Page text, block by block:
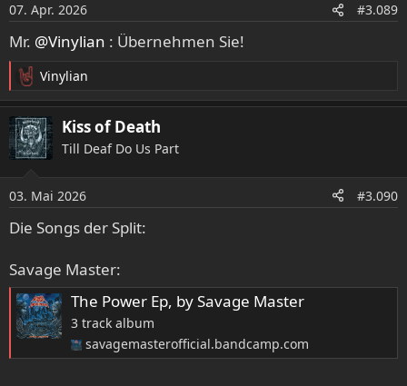
n
e
n
07. Apr. 2026 #3.089
Mr. @Vinylian : Übernehmen Sie!
R
e
a
k
t
n
e
n
Vinylian
Kiss of Death
Till Deaf Do Us Part
03. Mai 2026 #3.090
Die Songs der Split:
Savage Master:
The Power Ep, by Savage Master
3 track album
savagemasterofficial.bandcamp.com